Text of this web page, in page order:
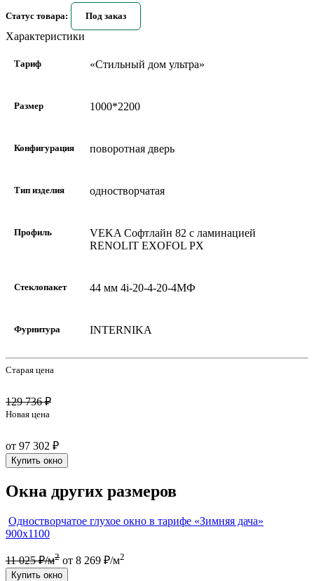
Статус товара: Под заказ
Характеристики
Тариф «Стильный дом ультра»
Размер 1000*2200
Конфигурация поворотная дверь
Тип изделия одностворчатая
Профиль
VEKA Софтлайн 82 с ламинацией
RENOLIT EXOFOL PX
Стеклопакет 44 мм 4i-20-4-20-4МФ
Фурнитура INTERNIKA
Старая цена
129 736 ₽
Новая цена
от 97 302 ₽
Купить окно
Окна других размеров
Одностворчатое глухое окно в тарифе «Зимняя дача»
900х1100
11 025 ₽/м2 от 8 269 ₽/м2
Купить окно